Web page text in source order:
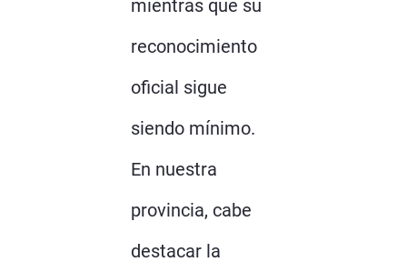
mientras que su
reconocimiento
oficial sigue
siendo mínimo.
En nuestra
provincia, cabe
destacar la